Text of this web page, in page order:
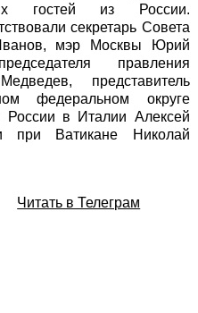
гостей из России.
секретарь Совета
мэр Москвы Юрий
правления
представитель
федеральном округе
России в Италии Алексей
Ватикане Николай
Читать в Телеграм